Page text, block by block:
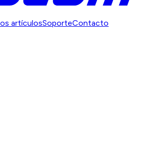
artículosSoporteContacto